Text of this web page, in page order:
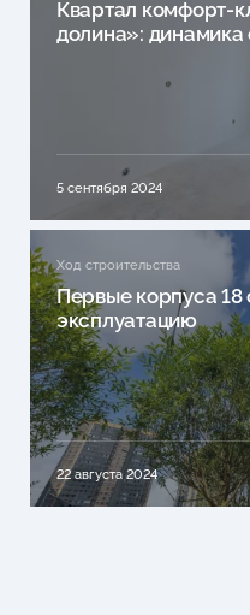
Квартал комфорт-
долина»: динамика
5 сентября 2024
Ход строительства
Первые корпуса 18
эксплуатацию
22 августа 2024